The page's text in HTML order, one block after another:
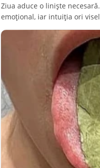
Ziua aduce o liniște
emoțional, iar intuiția ori